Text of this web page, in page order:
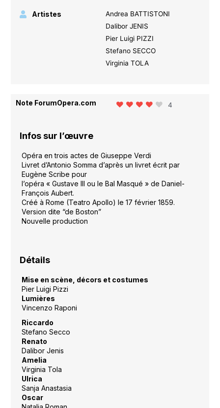
Artistes
Andrea BATTISTONI
Dalibor JENIS
Pier Luigi PIZZI
Stefano SECCO
Virginia TOLA
Note ForumOpera.com 4
Infos sur l’œuvre
Opéra en trois actes de Giuseppe Verdi
Livret d’Antonio Somma d’après un livret écrit par
Eugène Scribe pour
l’opéra « Gustave III ou le Bal Masqué » de Daniel-
François Aubert.
Créé à Rome (Teatro Apollo) le 17 février 1859.
Version dite “de Boston”
Nouvelle production
Détails
Mise en scène, décors et costumes
Pier Luigi Pizzi
Lumières
Vincenzo Raponi
Riccardo
Stefano Secco
Renato
Dalibor Jenis
Amelia
Virginia Tola
Ulrica
Sanja Anastasia
Oscar